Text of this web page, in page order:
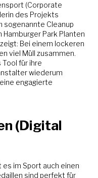
(Corporate
des Projekts
sogenannte Cleanup
Hamburger Park Planten
Bei einem lockeren
viel Müll zusammen.
für ihre
wiederum
engagierte
(Digital
im Sport auch einen
sind perfekt für